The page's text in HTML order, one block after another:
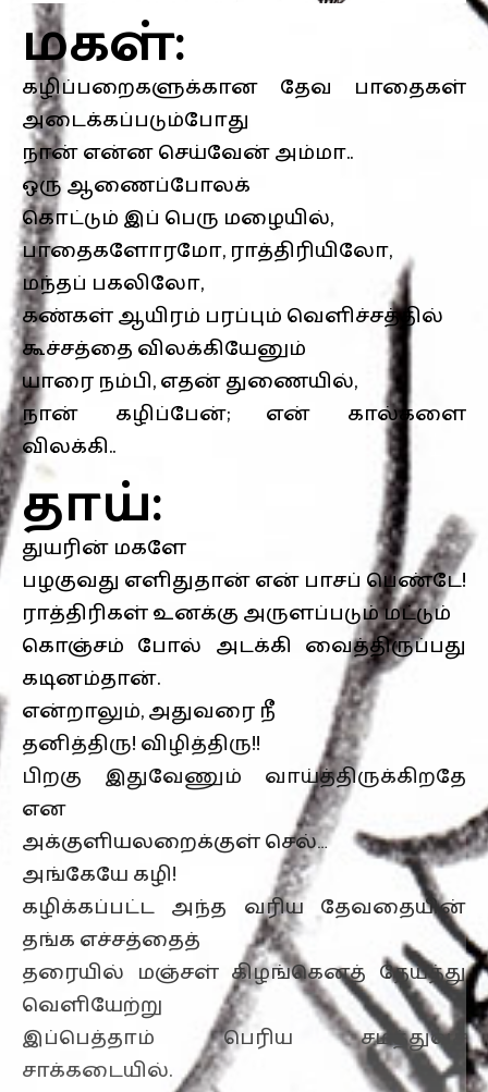
மகள்:
கழிப்பறைகளுக்கான தேவ பாதைகள்
அடைக்கப்படும்போது
நான் என்ன செய்வேன் அம்மா..
ஒரு ஆணைப்போலக்
கொட்டும் இப் பெரு மழையில்,
பாதைகளோரமோ, ராத்திரியிலோ,
மந்தப் பகலிலோ,
கண்கள் ஆயிரம் பரப்பும் வெளிச்சத்தில்
கூச்சத்தை விலக்கியேனும்
யாரை நம்பி, எதன் துணையில்,
நான் கழிப்பேன்; என் கால்களை
விலக்கி..
தாய்:
துயரின் மகளே
பழகுவது எளிதுதான் என் பாசப் பெண்டே!
ராத்திரிகள் உனக்கு அருளப்படும் மட்டும்
கொஞ்சம் போல் அடக்கி வைத்திருப்பது
கடினம்தான்.
என்றாலும், அதுவரை நீ
தனித்திரு! விழித்திரு!!
பிறகு இதுவேணும் வாய்த்திருக்கிறதே
என
அக்குளியலறைக்குள் செல்…
அங்கேயே கழி!
கழிக்கப்பட்ட அந்த வரிய தேவதையின்
தங்க எச்சத்தைத்
தரையில் மஞ்சள் கிழங்கெனத் தேய்த்து
வெளியேற்று
இப்பெத்தாம் பெரிய சமத்துவச்
சாக்கடையில்.